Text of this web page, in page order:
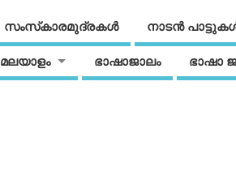
സംസ്‌കാരമുദ്രകള്‍ നാടന്‍
മലയാളം ഭാഷാജാലം ഭാഷാ